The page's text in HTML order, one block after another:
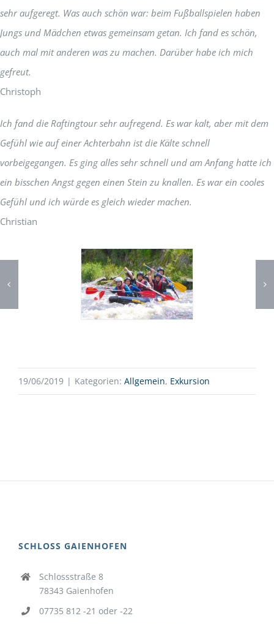
sehr aufgeregt. Was auch schön war: beim Fußballspielen haben
Jungs und Mädchen etwas gemeinsam getan. Ich fand es schön,
auch mal mit anderen was zu machen. Darüber habe ich mich
gefreut.
Christoph
Ich fand die Raftingtour sehr aufregend. Es war kalt, aber mit dem
Gefühl wie auf einer Achterbahn ist die Kälte schnell
vorbeigegangen. Es ging alles sehr schnell und am Anfang hatte ich
ein bisschen Angst gegen einen Stein zu knallen. Es war ein cooles
Gefühl und ich würde es gleich wieder machen.
Christian
19/06/2019 | Kategorien: Allgemein, Exkursion
SCHLOSS GAIENHOFEN
Schlossstraße 8
78343 Gaienhofen
07735 812 -21 oder -22